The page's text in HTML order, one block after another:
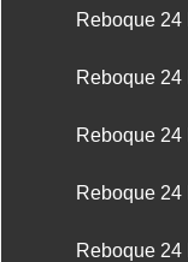
Reboque
Reboque 24
Reboque 24
Reboque
Reboque 24